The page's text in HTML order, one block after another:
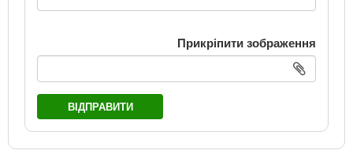
Прикріпити зображення
ВІДПРАВИТИ